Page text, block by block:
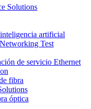
Solutions
artificial
Test
de servicio Ethernet
fibra
óptica